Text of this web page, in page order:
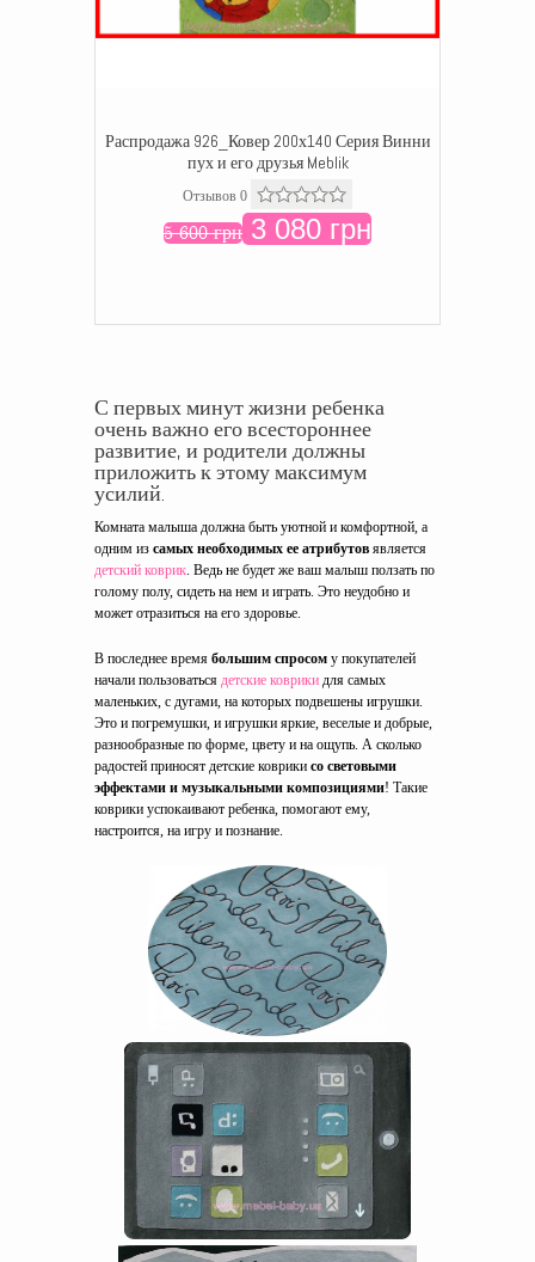
Распродажа 926_Ковер 200х140 Серия Винни
пух и его друзья Meblik
Отзывов 0
5 600 грн 3 080 грн
С первых минут жизни ребенка
очень важно его всестороннее
развитие, и родители должны
приложить к этому максимум
усилий.
Комната малыша должна быть уютной и комфортной, а
одним из самых необходимых ее атрибутов является
детский коврик. Ведь не будет же ваш малыш ползать по
голому полу, сидеть на нем и играть. Это неудобно и
может отразиться на его здоровье.
В последнее время большим спросом у покупателей
начали пользоваться детские коврики для самых
маленьких, с дугами, на которых подвешены игрушки.
Это и погремушки, и игрушки яркие, веселые и добрые,
разнообразные по форме, цвету и на ощупь. А сколько
радостей приносят детские коврики со световыми
эффектами и музыкальными композициями! Такие
коврики успокаивают ребенка, помогают ему,
настроится, на игру и познание.